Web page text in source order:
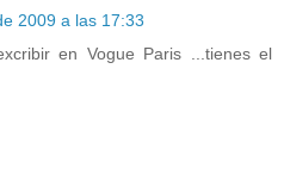
2009 a las 17:33
en Vogue Paris ...tienes el